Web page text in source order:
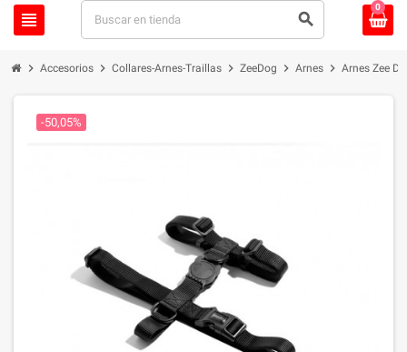
view_headline search
0
chevron_right Accesorios chevron_right Collares-Arnes-Traillas chevron_right ZeeDog chevron_right Arnes chevron_right Arnes Zee
-50,05%